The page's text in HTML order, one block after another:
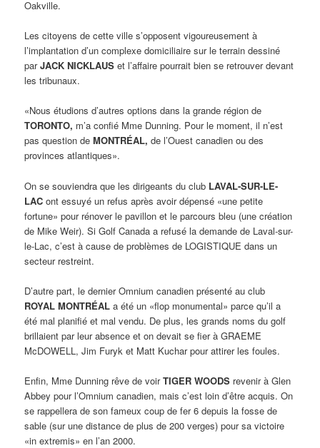
Oakville.
Les citoyens de cette ville s’opposent vigoureusement à
l’implantation d’un complexe domiciliaire sur le terrain dessiné
parJACK NICKLAUS et l’affaire pourrait bien se retrouver devant
les tribunaux.
«Nous étudions d’autres options dans la grande région de
TORONTO, m’a confié Mme Dunning. Pour le moment, il n’est
pas question deMONTRÉAL, de l’Ouest canadien ou des
provinces atlantiques».
On se souviendra que les dirigeants du club LAVAL-SUR-LE-
LAC ont essuyé un refus après avoir dépensé «une petite
fortune» pour rénover le pavillon et le parcours bleu (une création
de Mike Weir). Si Golf Canada a refusé la demande de Laval-sur-
le-Lac, c’est à cause de problèmes de LOGISTIQUE dans un
secteur restreint.
D’autre part, le dernier Omnium canadien présenté au club
ROYAL MONTRÉAL a été un «flop monumental» parce qu’il a
été mal planifié et mal vendu. De plus, les grands noms du golf
brillaient par leur absence et on devait se fier à GRAEME
McDOWELL, Jim Furyk et Matt Kuchar pour attirer les foules.
Enfin, Mme Dunning rêve de voirTIGER WOODS revenir à Glen
Abbey pour l’Omnium canadien, mais c’est loin d’être acquis. On
se rappellera de son fameux coup de fer 6 depuis la fosse de
sable (sur une distance de plus de 200 verges) pour sa victoire
«in extremis» en l’an 2000.